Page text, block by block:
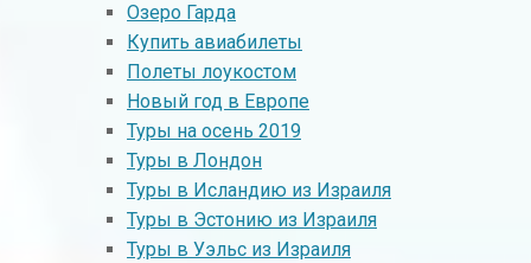
Озеро Гарда
Купить авиабилеты
Полеты лоукостом
Новый год в Европе
Туры на осень 2019
Туры в Лондон
Туры в Исландию из Израиля
Туры в Эстонию из Израиля
Туры в Уэльс из Израиля